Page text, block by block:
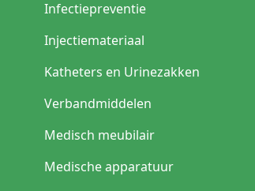
Infectiepreventie
Injectiemateriaal
Katheters en Urinezakken
Verbandmiddelen
Medisch meubilair
Medische apparatuur